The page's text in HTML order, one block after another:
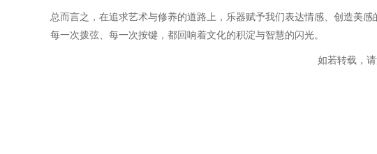
总而言之，在追求艺术与修养的道路上，乐器赋予我们表达情感、创造美
每一次拨弦、每一次按键，都回响着文化的积淀与智慧的闪光。
如若转载，